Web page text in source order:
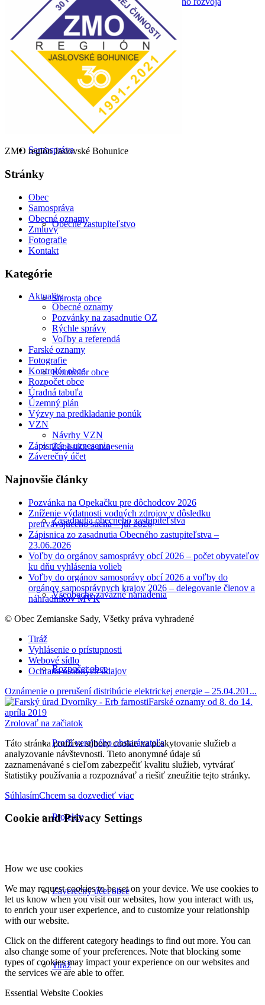
Odpadové hospodárstvo
Samospráva
Obecné zastupiteľstvo
Starosta obce
Kontrolór obce
Zápisnice a uznesenia
Zasadnutia obecného zastupiteľstva
Všeobecne záväzné nariadenia
Rozpočet obce
Profil verejného obstarávateľa
Projekty
Záverečný účet obce
Tiráž
ZMO región Jaslovské Bohunice
Stránky
Obec
Samospráva
Obecné oznamy
Zmluvy
Fotografie
Kontakt
Kategórie
Aktuality
Obecné oznamy
Pozvánky na zasadnutie OZ
Rýchle správy
Voľby a referendá
Farské oznamy
Fotografie
Kontrolór obce
Rozpočet obce
Úradná tabuľa
Územný plán
Výzvy na predkladanie ponúk
VZN
Návrhy VZN
Zápisnice a uznesenia
Záverečný účet
Najnovšie články
Pozvánka na Opekačku pre dôchodcov 2026
Zníženie výdatnosti vodných zdrojov v dôsledku
pretrvávajúceho sucha – júl 2026
Zápisnica zo zasadnutia Obecného zastupiteľstva –
23.06.2026
Voľby do orgánov samosprávy obcí 2026 – počet obyvateľov
ku dňu vyhlásenia volieb
Voľby do orgánov samosprávy obcí 2026 a voľby do
orgánov samosprávnych krajov 2026 – delegovanie členov a
náhradníkov MVK
© Obec Zemianske Sady, Všetky práva vyhradené
Tiráž
Vyhlásenie o prístupnosti
Webové sídlo
Ochrana osobných údajov
Oznámenie o prerušení distribúcie elektrickej energie – 25.04.201...
Farské oznamy od 8. do 14.
apríla 2019
Zrolovať na začiatok
Táto stránka používa súbory cookie na poskytovanie služieb a
analyzovanie návštevnosti. Tieto anonymné údaje sú
zaznamenávané s cieľom zabezpečiť kvalitu služieb, vytvárať
štatistiky používania a rozpoznávať a riešiť zneužitie tejto stránky.
SúhlasímChcem sa dozvedieť viac
Cookie and Privacy Settings
How we use cookies
We may request cookies to be set on your device. We use cookies to
let us know when you visit our websites, how you interact with us,
to enrich your user experience, and to customize your relationship
with our website.
Click on the different category headings to find out more. You can
also change some of your preferences. Note that blocking some
types of cookies may impact your experience on our websites and
the services we are able to offer.
Essential Website Cookies